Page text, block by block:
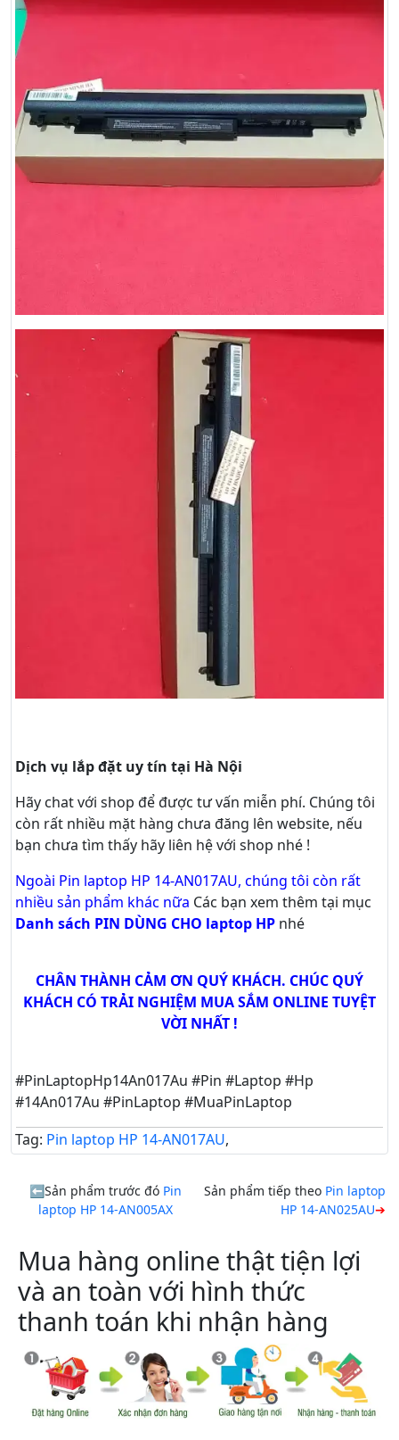
Dịch vụ lắp đặt uy tín tại Hà Nội
Hãy chatvới shop để được tư vấn miễn phí. Chúng tôi
còn rất nhiều mặt hàng chưa đăng lên website, nếu
bạn chưa tìm thấy hãy liên hệ với shop nhé !
Ngoài Pin laptop HP 14-AN017AU, chúng tôi còn rất
nhiều sản phẩm khác nữa Các bạn xem thêm tại mục
Danh sách PIN DÙNG CHO laptop HP nhé
CHÂN THÀNH CẢM ƠN QUÝ KHÁCH. CHÚC QUÝ
KHÁCH CÓ TRẢI NGHIỆM MUA SẮM ONLINE TUYỆT
VỜI NHẤT !
#PinLaptopHp14An017Au #Pin #Laptop #Hp
#14An017Au #PinLaptop #MuaPinLaptop
Tag: Pin laptop HP 14-AN017AU,
Sản phẩm trước đó Pin
laptop HP 14-AN005AX
Sản phẩm tiếp theo Pin laptop
HP 14-AN025AU
Mua hàng online thật tiện lợi
và an toàn với hình thức
thanh toán khi nhận hàng